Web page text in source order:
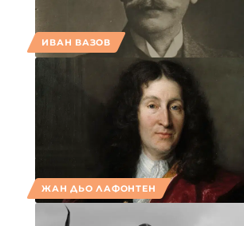
ИВАН ВАЗОВ
ЖАН ДЬО ЛАФОНТЕН